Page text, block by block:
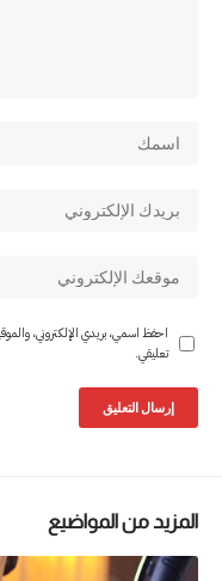
احفظ اسمي، بريدي الإلكتروني،
تعليقي.
المزيد من المواضيع